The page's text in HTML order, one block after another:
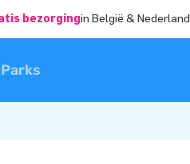
bezorgingin België & Nederland